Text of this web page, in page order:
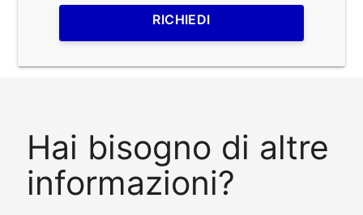
RICHIEDI
Hai bisogno di altre
informazioni?